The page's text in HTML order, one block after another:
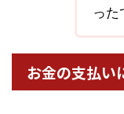
った
お金の支払い